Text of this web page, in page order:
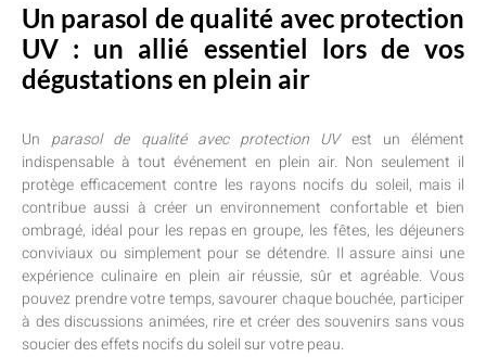
Un parasol de qualité avec protection
UV : un allié essentiel lors de vos
dégustations en plein air
Un parasol de qualité avec protection UVest un élément
indispensable à tout événement en plein air. Non seulement il
protège efficacement contre les rayons nocifs du soleil, mais il
contribue aussi à créer un environnement confortable et bien
ombragé, idéal pour les repas en groupe, les fêtes, les déjeuners
conviviaux ou simplement pour se détendre. Il assure ainsi une
expérience culinaire en plein air réussie, sûr et agréable. Vous
pouvez prendre votre temps, savourer chaque bouchée, participer
à des discussions animées, rire et créer des souvenirs sans vous
soucier des effets nocifs du soleil sur votre peau.